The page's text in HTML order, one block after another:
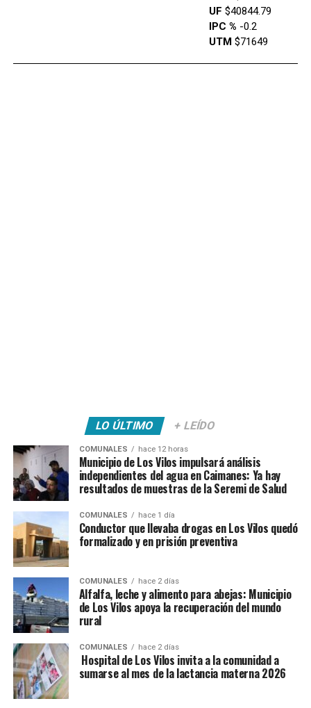
UF $40844.79
IPC % -0.2
UTM$71649
LO ÚLTIMO + LEÍDO
COMUNALES hace 12 horas
Municipio de Los Vilos impulsará análisis
independientes del agua en Caimanes: Ya hay
resultados de muestras de la Seremi de Salud
COMUNALES hace 1 día
Conductor que llevaba drogas en Los Vilos quedó
formalizado y en prisión preventiva
COMUNALES hace 2 días
Alfalfa, leche y alimento para abejas: Municipio
de Los Vilos apoya la recuperación del mundo
rural
COMUNALES hace 2 días
Hospital de Los Vilos invita a la comunidad a
sumarse al mes de la lactancia materna 2026